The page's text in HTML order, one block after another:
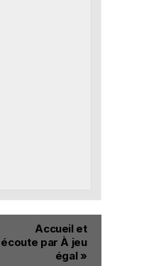
Accueil et
écoute par À jeu
égal »